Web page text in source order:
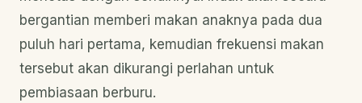
bergantian memberi makan anaknya pada dua
puluh hari pertama, kemudian frekuensi makan
tersebut akan dikurangi perlahan untuk
pembiasaan berburu.